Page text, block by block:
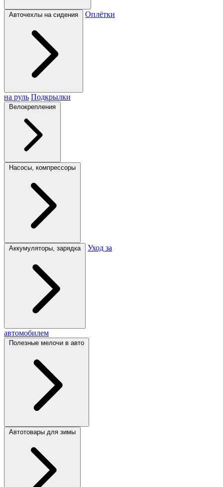
Авточехлы на сидения Оплётки
на руль Подкрылки
Велокрепления
Насосы, компрессоры
Аккумуляторы, зарядка Уход за
автомобилем
Полезные мелочи в авто
Автотовары для зимы